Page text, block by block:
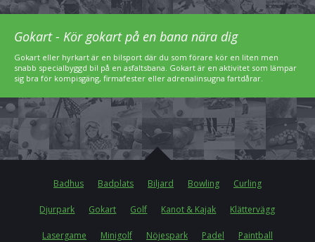
Gokart - Kör gokart på en bana nära dig
Gokart eller hyrkart är en bilsport där du som förare kör en liten men
snabb specialbyggd bil på en asfaltsbana. Gokart är en aktivitet som lämpar
sig bra för kompisgäng, firmafester eller adrenalinsugna fartdårar.
Badhus Badplats Biljard Bowling Curling
Djurpark Gokart Golf Kanot & Kajak Klättervägg
Lasergame Minigolf Nöjespark Padel Paintball